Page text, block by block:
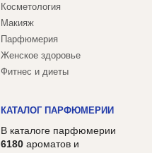
Косметология
Макияж
Парфюмерия
Женское здоровье
Фитнес и диеты
КАТАЛОГ ПАРФЮМЕРИИ
В каталоге парфюмерии
6180 ароматов и